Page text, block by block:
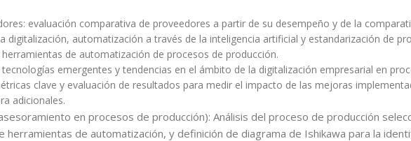
evaluación comparativa de proveedores a partir de su desempeño y de la
digitalización, automatización a través de la inteligencia artificial y estandarización de
de automatización de procesos de producción.
emergentes y tendencias en el ámbito de la digitalización empresarial en
clave y evaluación de resultados para medir el impacto de las mejoras
adicionales.
en procesos de producción): Análisis del proceso de producción
herramientas de automatización, y definición de diagrama de Ishikawa para la